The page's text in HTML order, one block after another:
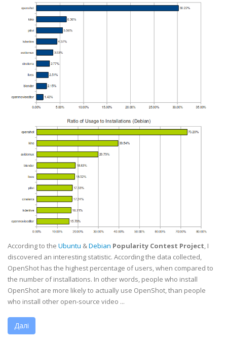
According to the Ubuntu &Debian Popularity Contest Project, I
discovered an interesting statistic. According the data collected,
OpenShot has the highest percentage of users, when compared to
the number of installations. In other words, people who install
OpenShot are more likely to actually use OpenShot, than people
who install other open-source video ...
Далі